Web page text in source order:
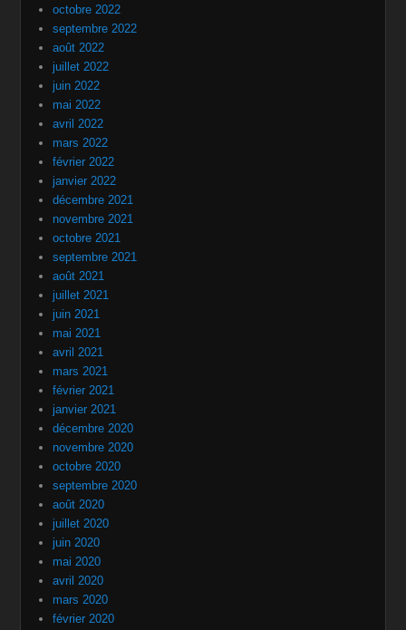
octobre 2022
septembre 2022
août 2022
juillet 2022
juin 2022
mai 2022
avril 2022
mars 2022
février 2022
janvier 2022
décembre 2021
novembre 2021
octobre 2021
septembre 2021
août 2021
juillet 2021
juin 2021
mai 2021
avril 2021
mars 2021
février 2021
janvier 2021
décembre 2020
novembre 2020
octobre 2020
septembre 2020
août 2020
juillet 2020
juin 2020
mai 2020
avril 2020
mars 2020
février 2020